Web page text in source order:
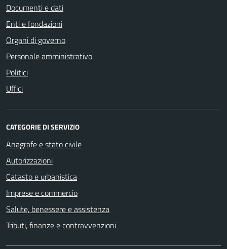
Documenti e dati
Enti e fondazioni
Organi di governo
Personale amministrativo
Politici
Uffici
CATEGORIE DI SERVIZIO
Anagrafe e stato civile
Autorizzazioni
Catasto e urbanistica
Imprese e commercio
Salute, benessere e assistenza
Tributi, finanze e contravvenzioni